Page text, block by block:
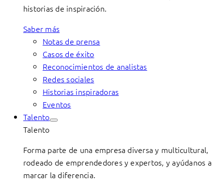
historias de inspiración.
Saber más
Notas de prensa
Casos de éxito
Reconocimientos de analistas
Redes sociales
Historias inspiradoras
Eventos
Talento
Talento
Forma parte de una empresa diversa y multicultural,
rodeado de emprendedores y expertos, y ayúdanos a
marcar la diferencia.